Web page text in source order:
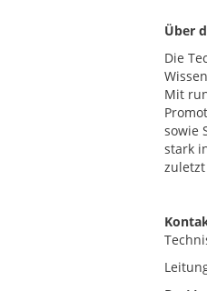
Über
Die
Mit
sowie
stark